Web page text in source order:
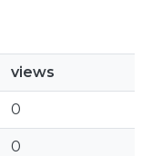
views
0
0